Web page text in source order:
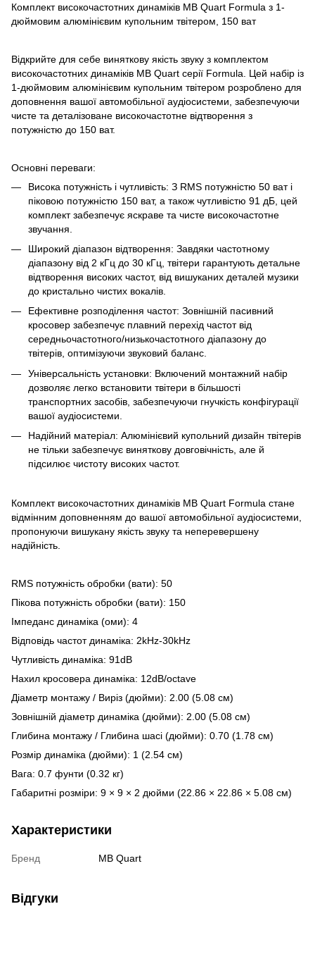
Комплект високочастотних динаміків MB Quart Formula з 1-
дюймовим алюмінієвим купольним твітером, 150 ват
Відкрийте для себе виняткову якість звуку з комплектом
високочастотних динаміків MB Quart серії Formula. Цей набір із
1-дюймовим алюмінієвим купольним твітером розроблено для
доповнення вашої автомобільної аудіосистеми, забезпечуючи
чисте та деталізоване високочастотне відтворення з
потужністю до 150 ват.
Основні переваги:
Висока потужність і чутливість: З RMS потужністю 50 ват і
піковою потужністю 150 ват, а також чутливістю 91 дБ, цей
комплект забезпечує яскраве та чисте високочастотне
звучання.
Широкий діапазон відтворення: Завдяки частотному
діапазону від 2 кГц до 30 кГц, твітери гарантують детальне
відтворення високих частот, від вишуканих деталей музики
до кристально чистих вокалів.
Ефективне розподілення частот: Зовнішній пасивний
кросовер забезпечує плавний перехід частот від
середньочастотного/низькочастотного діапазону до
твітерів, оптимізуючи звуковий баланс.
Універсальність установки: Включений монтажний набір
дозволяє легко встановити твітери в більшості
транспортних засобів, забезпечуючи гнучкість конфігурації
вашої аудіосистеми.
Надійний матеріал: Алюмінієвий купольний дизайн твітерів
не тільки забезпечує виняткову довговічність, але й
підсилює чистоту високих частот.
Комплект високочастотних динаміків MB Quart Formula стане
відмінним доповненням до вашої автомобільної аудіосистеми,
пропонуючи вишукану якість звуку та неперевершену
надійність.
RMS потужність обробки (вати): 50
Пікова потужність обробки (вати): 150
Імпеданс динаміка (оми): 4
Відповідь частот динаміка: 2kHz-30kHz
Чутливість динаміка: 91dB
Нахил кросовера динаміка: 12dB/octave
Діаметр монтажу / Виріз (дюйми): 2.00 (5.08 см)
Зовнішній діаметр динаміка (дюйми): 2.00 (5.08 см)
Глибина монтажу / Глибина шасі (дюйми): 0.70 (1.78 см)
Розмір динаміка (дюйми): 1 (2.54 см)
Вага: 0.7 фунти (0.32 кг)
Габаритні розміри: 9 × 9 × 2 дюйми (22.86 × 22.86 × 5.08 см)
Характеристики
Бренд MB Quart
Відгуки